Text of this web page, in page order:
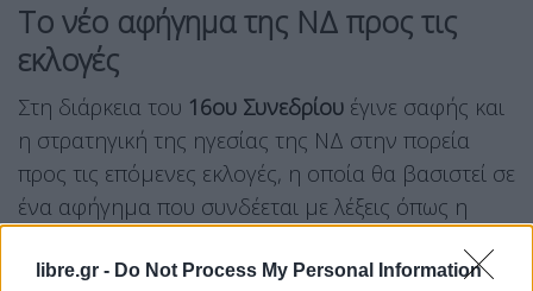
libre.gr - Do Not Process My Personal Information
Το νέο αφήγημα της ΝΔ προς τις
εκλογές
Στη διάρκεια του 16ου Συνεδρίου έγινε σαφής και
η στρατηγική της ηγεσίας της ΝΔ στην πορεία
προς τις επόμενες εκλογές, η οποία θα βασιστεί σε
ένα αφήγημα που συνδέεται με λέξεις όπως η
αλλά και η αποτελεσματικότητα.